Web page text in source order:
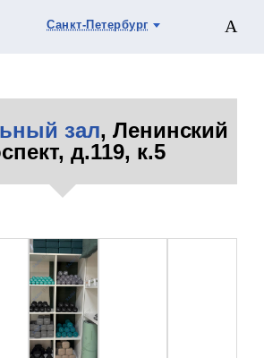
Санкт-Петербург
зал, Ленинский
д.119, к.5